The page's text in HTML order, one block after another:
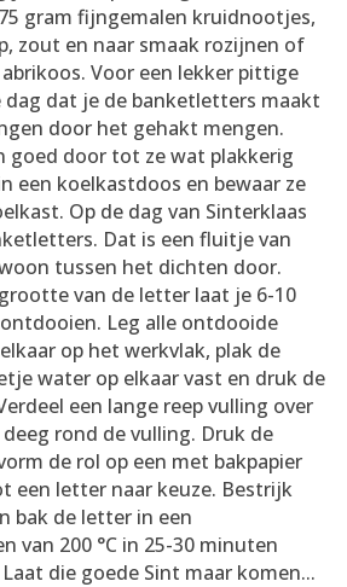
gram fijngemalen kruidnootjes,
zout en naar smaak rozijnen of
Voor een lekker pittige
dag dat je de banketletters maakt
door het gehakt mengen.
goed door tot ze wat plakkerig
een koelkastdoos en bewaar ze
Op de dag van Sinterklaas
Dat is een fluitje van
tussen het dichten door.
van de letter laat je 6-10
Leg alle ontdooide
op het werkvlak, plak de
water op elkaar vast en druk de
een lange reep vulling over
rond de vulling. Druk de
de rol op een met bakpapier
een letter naar keuze. Bestrijk
bak de letter in een
van 200 °C in 25-30 minuten
die goede Sint maar komen...